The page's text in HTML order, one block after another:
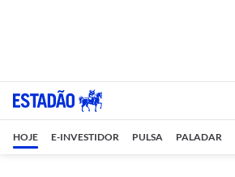
HOJE E-INVESTIDOR PULSA PALADAR